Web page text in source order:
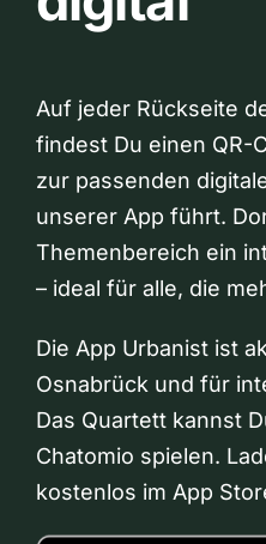
Auf jeder Rückseite
findest Du einen QR-
zur passenden
unserer App führt.
Themenbereich ein
– ideal für alle, die
Die App Urbanist ist
Osnabrück und für
Das Quartett kannst
Chatomio spielen.
kostenlos im App